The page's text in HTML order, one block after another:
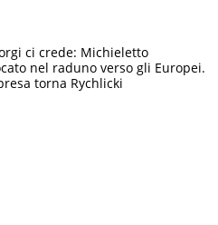
ci crede: Michieletto
nel raduno verso gli Europei.
torna Rychlicki